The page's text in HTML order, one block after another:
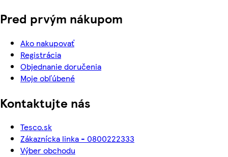
Pred prvým nákupom
Ako nakupovať
Registrácia
Objednanie doručenia
Moje obľúbené
Kontaktujte nás
Tesco.sk
Zákaznícka linka - 0800222333
Výber obchodu